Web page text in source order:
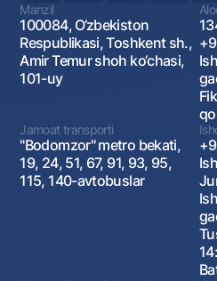
Manzil
100084, O‘zbekiston
Respublikasi, Toshkent sh.,
Amir Temur shoh ko‘chasi,
101-uy
Jamoat transporti
"Bodomzor" metro bekati,
19, 24, 51, 67, 91, 93, 95,
115, 140-avtobuslar